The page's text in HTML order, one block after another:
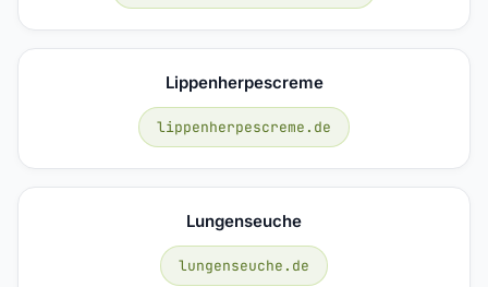
Lippenherpescreme
lippenherpescreme.de
Lungenseuche
lungenseuche.de